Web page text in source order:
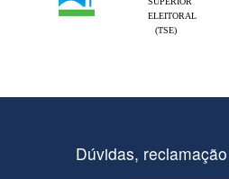
ELEITORAL
(TSE)
Dúvidas,